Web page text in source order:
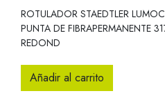
ROTULADOR STAEDTLER
PUNTA DE FIBRAPERMANENTE
REDOND
Añadir al carrito